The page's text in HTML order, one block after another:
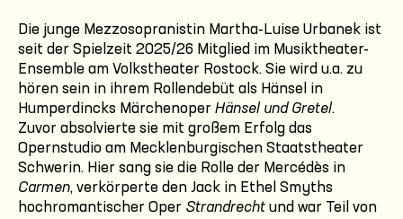
Die junge Mezzosopranistin Martha-Luise Urbanek ist
seit der Spielzeit 2025/26 Mitglied im Musiktheater-
Ensemble am Volkstheater Rostock. Sie wird u.a. zu
hören sein in ihrem Rollendebüt als Hänsel in
Humperdincks Märchenoper Hänsel und Gretel.
Zuvor absolvierte sie mit großem Erfolg das
Opernstudio am Mecklenburgischen Staatstheater
Schwerin. Hier sang sie die Rolle der Mercédès in
Carmen, verkörperte den Jack in Ethel Smyths
hochromantischer Oper Strandrecht und war Teil von